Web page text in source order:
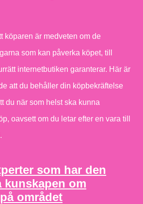
köparen är medveten om de
som kan påverka köpet, till
internetbutiken garanterar. Här är
att du behåller din köpbekräftelse
du när som helst ska kunna
oavsett om du letar efter en vara till
som har den
kunskapen om
området